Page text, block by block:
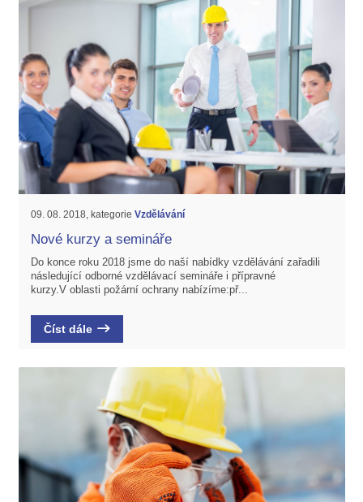
09. 08. 2018, kategorie Vzdělávání
Nové kurzy a semináře
Do konce roku 2018 jsme do naší nabídky vzdělávání zařadili
následující odborné vzdělávací semináře i přípravné
kurzy.V oblasti požární ochrany nabízíme:př...
Číst dále